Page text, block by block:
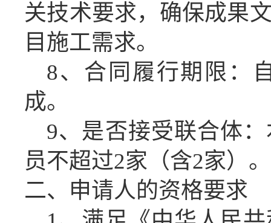
关技术要求，确保成果
目施工需求。
8、合同履行期限：
成。
9、是否接受联合体
员不超过2家（含2家）。
二、申请人的资格要求